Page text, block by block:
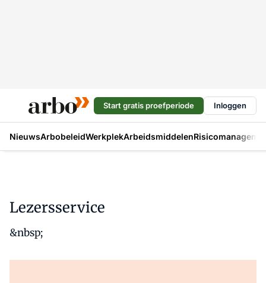
Start gratis proefperiode Inloggen
NieuwsArbobeleidWerkplekArbeidsmiddelen
Lezersservice
&nbsp;